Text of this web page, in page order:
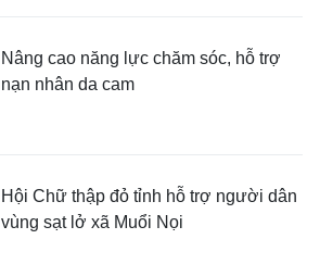
Nâng cao năng lực chăm sóc, hỗ trợ
nạn nhân da cam
Hội Chữ thập đỏ tỉnh hỗ trợ người dân
vùng sạt lở xã Muổi Nọi